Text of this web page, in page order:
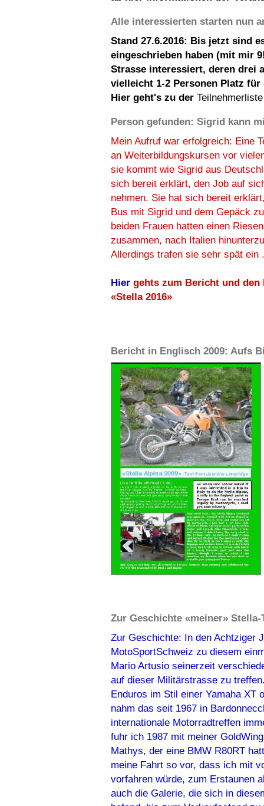
Alle interessierten starten nun
Stand 27.6.2016: Bis jetzt sind
eingeschrieben haben (mit mir
Strasse interessiert, deren drei
vielleicht 1-2 Personen Platz
Hier geht's zu der Teilnehmerliste
Person gefunden: Sigrid kann
Mein Aufruf war erfolgreich: Eine
an Weiterbildungskursen vor
sie kommt wie Sigrid aus
sich bereit erklärt, den Job auf
nehmen. Sie hat sich bereit
Bus mit Sigrid und dem Gepäck
beiden Frauen hatten einen
zusammen, nach Italien
Allerdings trafen sie sehr spät ein
Hier gehts zum Bericht und den
«Stella 2016»
Bericht in Englisch 2009: Aufs
Zur Geschichte «meiner» Stella-
Zur Geschichte: In den Achtziger
MotoSportSchweiz zu diesem
Mario Artusio seinerzeit
auf dieser Militärstrasse zu
Enduros im Stil einer Yamaha XT
nahm das seit 1967 in
internationale Motorradtreffen
fuhr ich 1987 mit meiner
Mathys, der eine BMW R80RT
meine Fahrt so vor, dass ich mit
vorfahren würde, zum Erstaunen
auch die Galerie, die sich in